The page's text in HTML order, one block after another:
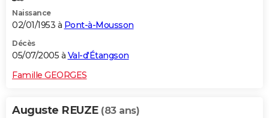
Naissance
02/01/1953 à Pont-à-Mousson
Décès
05/07/2005 à Val-d'Étangson
Famille GEORGES
Auguste REUZE (83 ans)